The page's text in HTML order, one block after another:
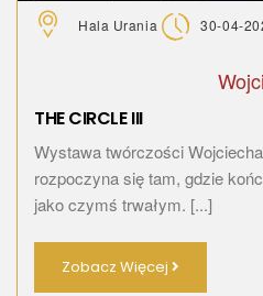
Hala Urania 30-04-
THE CIRCLE III
Wystawa twórczości
rozpoczyna się tam, gdzie
jako czymś trwałym. [...]
Zobacz Więcej